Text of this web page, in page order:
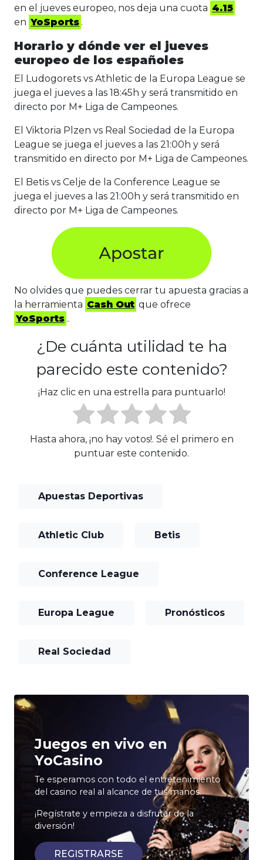
en el jueves europeo, nos deja una cuota 4.15
en YoSports .
Horario y dónde ver el jueves
europeo de los españoles
El Ludogorets vs Athletic de la Europa League se
juega el jueves a las 18:45h y será transmitido en
directo por M+ Liga de Campeones.
El Viktoria Plzen vs Real Sociedad de la Europa
League se juega el jueves a las 21:00h y será
transmitido en directo por M+ Liga de Campeones.
El Betis vs Celje de la Conference League se
juega el jueves a las 21:00h y será transmitido en
directo por M+ Liga de Campeones.
No olvides que puedes cerrar tu apuesta gracias a
la herramienta Cash Out que ofrece
YoSports ..
¿De cuánta utilidad te ha
parecido este contenido?
¡Haz clic en una estrella para puntuarlo!
Hasta ahora, ¡no hay votos!. Sé el primero en
puntuar este contenido.
Apuestas Deportivas
Athletic Club Betis
Conference League
Europa League Pronósticos
Real Sociedad
Juegos en vivo en
YoCasino
Te esperamos con todo el entretenimiento
del casino real al alcance de tus manos.
¡Regístrate y empieza a disfrutar de la
diversión!
REGISTRARSE